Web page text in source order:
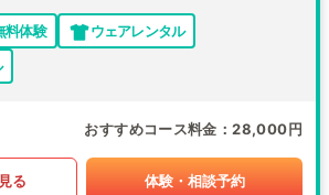
料体験
ウェアレンタル
おすすめコース料金 28,000円
る 体験・相談予約